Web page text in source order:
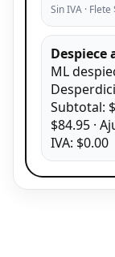
Sin IVA ·
Despiece
ML
Subtotal:
$84.95 ·
IVA: $0.00